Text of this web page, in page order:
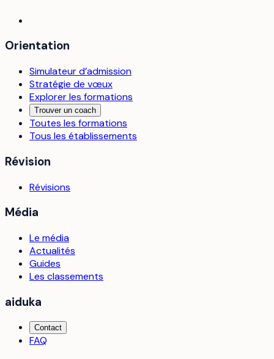
Orientation
Simulateur d’admission
Stratégie de vœux
Explorer les formations
Trouver un coach
Toutes les formations
Tous les établissements
Révision
Révisions
Média
Le média
Actualités
Guides
Les classements
aiduka
Contact
FAQ